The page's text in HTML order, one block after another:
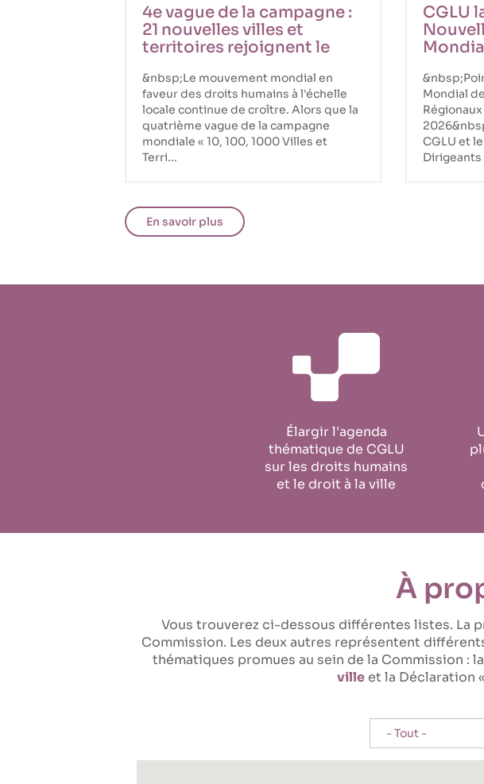
4e vague de la campagne :
21 nouvelles villes et
territoires rejoignent le
humains !
&nbsp;Le mouvement mondial en
faveur des droits humains à l'échelle
locale continue de croître. Alors que la
quatrième vague de la campagne
mondiale « 10, 100, 1000 Villes et
Terri...
CGLU
du
CGLU
Mondial
CGLU et
Dirigeants
En savoir plus
Élargir l'agenda
thématique de CGLU
sur les droits humains
et le droit à la ville
À
Vous trouverez ci-dessous différentes listes. La
Commission. Les deux autres représentent
thématiques promues au sein de la Commission : la
villeet la Déclaration «